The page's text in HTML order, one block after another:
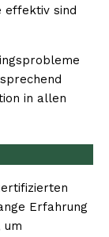
effektiv sind
in allen
Erfahrung
um